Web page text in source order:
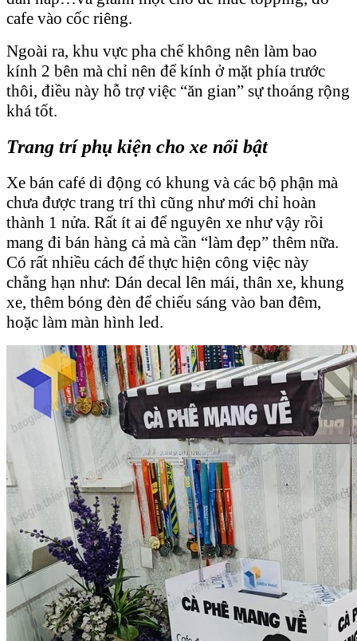
cafe vào cốc riêng.
Ngoài ra, khu vực pha chế không nên làm bao
kính 2 bên mà chỉ nên để kính ở mặt phía trước
thôi, điều này hỗ trợ việc “ăn gian” sự thoáng rộng
khá tốt.
Trang trí phụ kiện cho xe nổi bật
Xe bán café di động có khung và các bộ phận mà
chưa được trang trí thì cũng như mới chỉ hoàn
thành 1 nửa. Rất ít ai để nguyên xe như vậy rồi
mang đi bán hàng cả mà cần “làm đẹp” thêm nữa.
Có rất nhiều cách để thực hiện công việc này
chẳng hạn như: Dán decal lên mái, thân xe, khung
xe, thêm bóng đèn để chiếu sáng vào ban đêm,
hoặc làm màn hình led.